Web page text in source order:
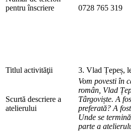
pentru înscriere
0728 765 319
Titlul activităţii 3. Vlad Țepeș,
Scurtă descriere a
atelierului
Vom povesti în
român, Vlad
Târgoviște. A
preferată? A
Unde se
parte a